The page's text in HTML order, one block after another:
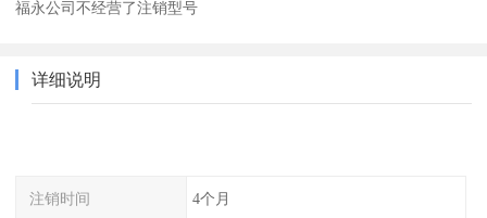
福永公司不经营了注销型号
详细说明
注销时间 4个月